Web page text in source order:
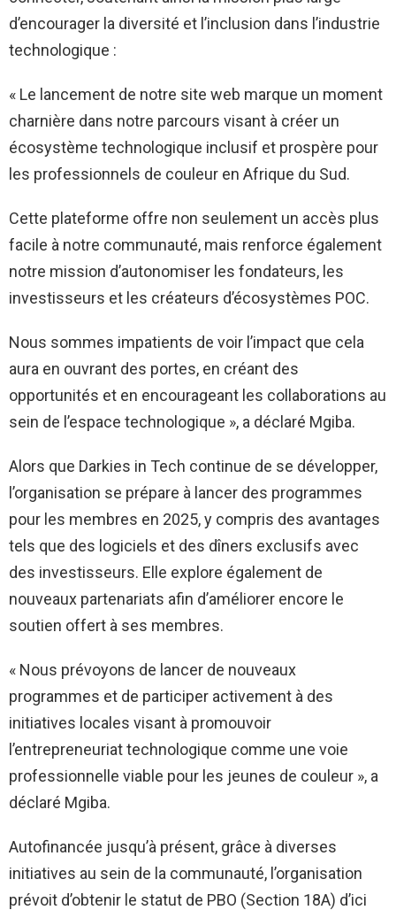
d’encourager la diversité et l’inclusion dans l’industrie
technologique :
« Le lancement de notre site web marque un moment
charnière dans notre parcours visant à créer un
écosystème technologique inclusif et prospère pour
les professionnels de couleur en Afrique du Sud.
Cette plateforme offre non seulement un accès plus
facile à notre communauté, mais renforce également
notre mission d’autonomiser les fondateurs, les
investisseurs et les créateurs d’écosystèmes POC.
Nous sommes impatients de voir l’impact que cela
aura en ouvrant des portes, en créant des
opportunités et en encourageant les collaborations au
sein de l’espace technologique », a déclaré Mgiba.
Alors que Darkies in Tech continue de se développer,
l’organisation se prépare à lancer des programmes
pour les membres en 2025, y compris des avantages
tels que des logiciels et des dîners exclusifs avec
des investisseurs. Elle explore également de
nouveaux partenariats afin d’améliorer encore le
soutien offert à ses membres.
« Nous prévoyons de lancer de nouveaux
programmes et de participer activement à des
initiatives locales visant à promouvoir
l’entrepreneuriat technologique comme une voie
professionnelle viable pour les jeunes de couleur », a
déclaré Mgiba.
Autofinancée jusqu’à présent, grâce à diverses
initiatives au sein de la communauté, l’organisation
prévoit d’obtenir le statut de PBO (Section 18A) d’ici